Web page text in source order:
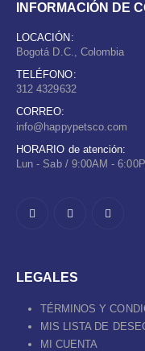
INFORMACIÓN DE
LOCACIÓN:
Bogotá D.C., Colombia
TELÉFONO:
312 4329632
CORREO:
info@happypetsco.com
HORARIO de atención:
Lun - Sab / 9:00AM -
LEGALES
TÉRMINOS Y
MIS LISTA DE
MI CUENTA